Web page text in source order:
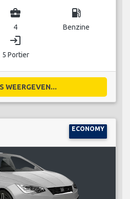
business_center
4
local_gas_station
Benzine
login
5 Portier
WEERGEVEN...
ECONOMY